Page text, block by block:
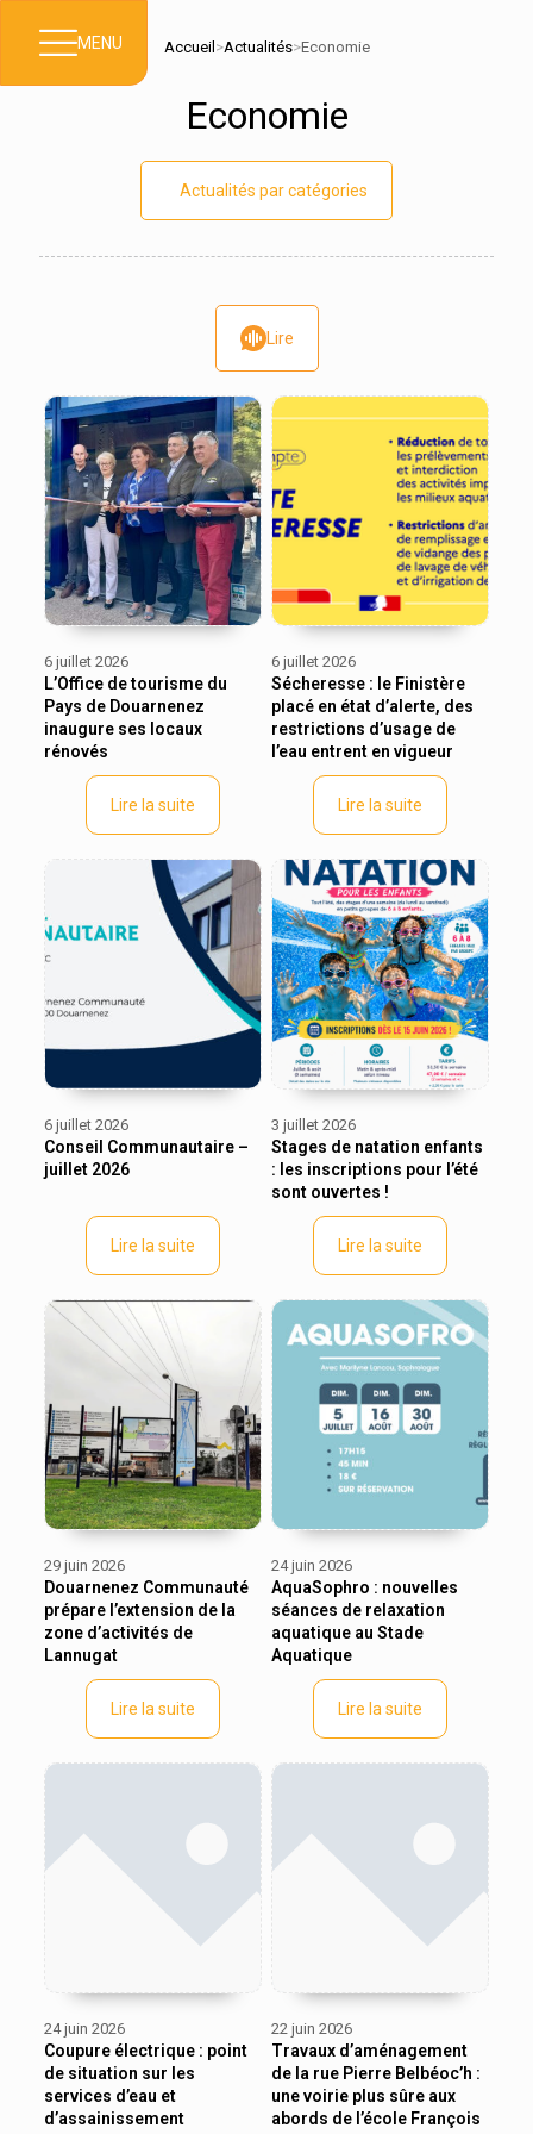
MENU Accueil >Actualités>Economie
Economie
Actualités par catégories
Lire
6 juillet 2026
L’Office de tourisme du
Pays de Douarnenez
inaugure ses locaux
rénovés
Lire la suite
6 juillet 2026
Sécheresse : le Finistère
placé en état d’alerte, des
restrictions d’usage de
l’eau entrent en vigueur
Lire la suite
6 juillet 2026
Conseil Communautaire –
juillet 2026
Lire la suite
3 juillet 2026
Stages de natation enfants
: les inscriptions pour l’été
sont ouvertes !
Lire la suite
29 juin 2026
Douarnenez Communauté
prépare l’extension de la
zone d’activités de
Lannugat
Lire la suite
24 juin 2026
AquaSophro : nouvelles
séances de relaxation
aquatique au Stade
Aquatique
Lire la suite
24 juin 2026
Coupure électrique : point
de situation sur les
services d’eau et
d’assainissement
22 juin 2026
Travaux d’aménagement
de la rue Pierre Belbéoc’h :
une voirie plus sûre aux
abords de l’école François